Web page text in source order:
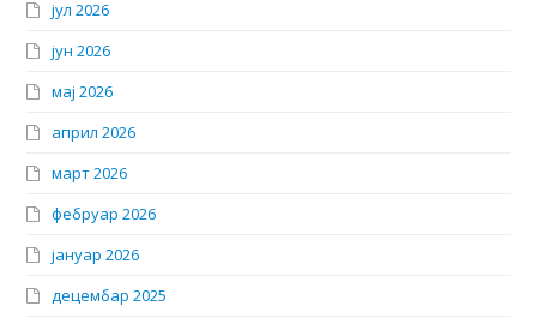
јул 2026
јун 2026
мај 2026
април 2026
март 2026
фебруар 2026
јануар 2026
децембар 2025